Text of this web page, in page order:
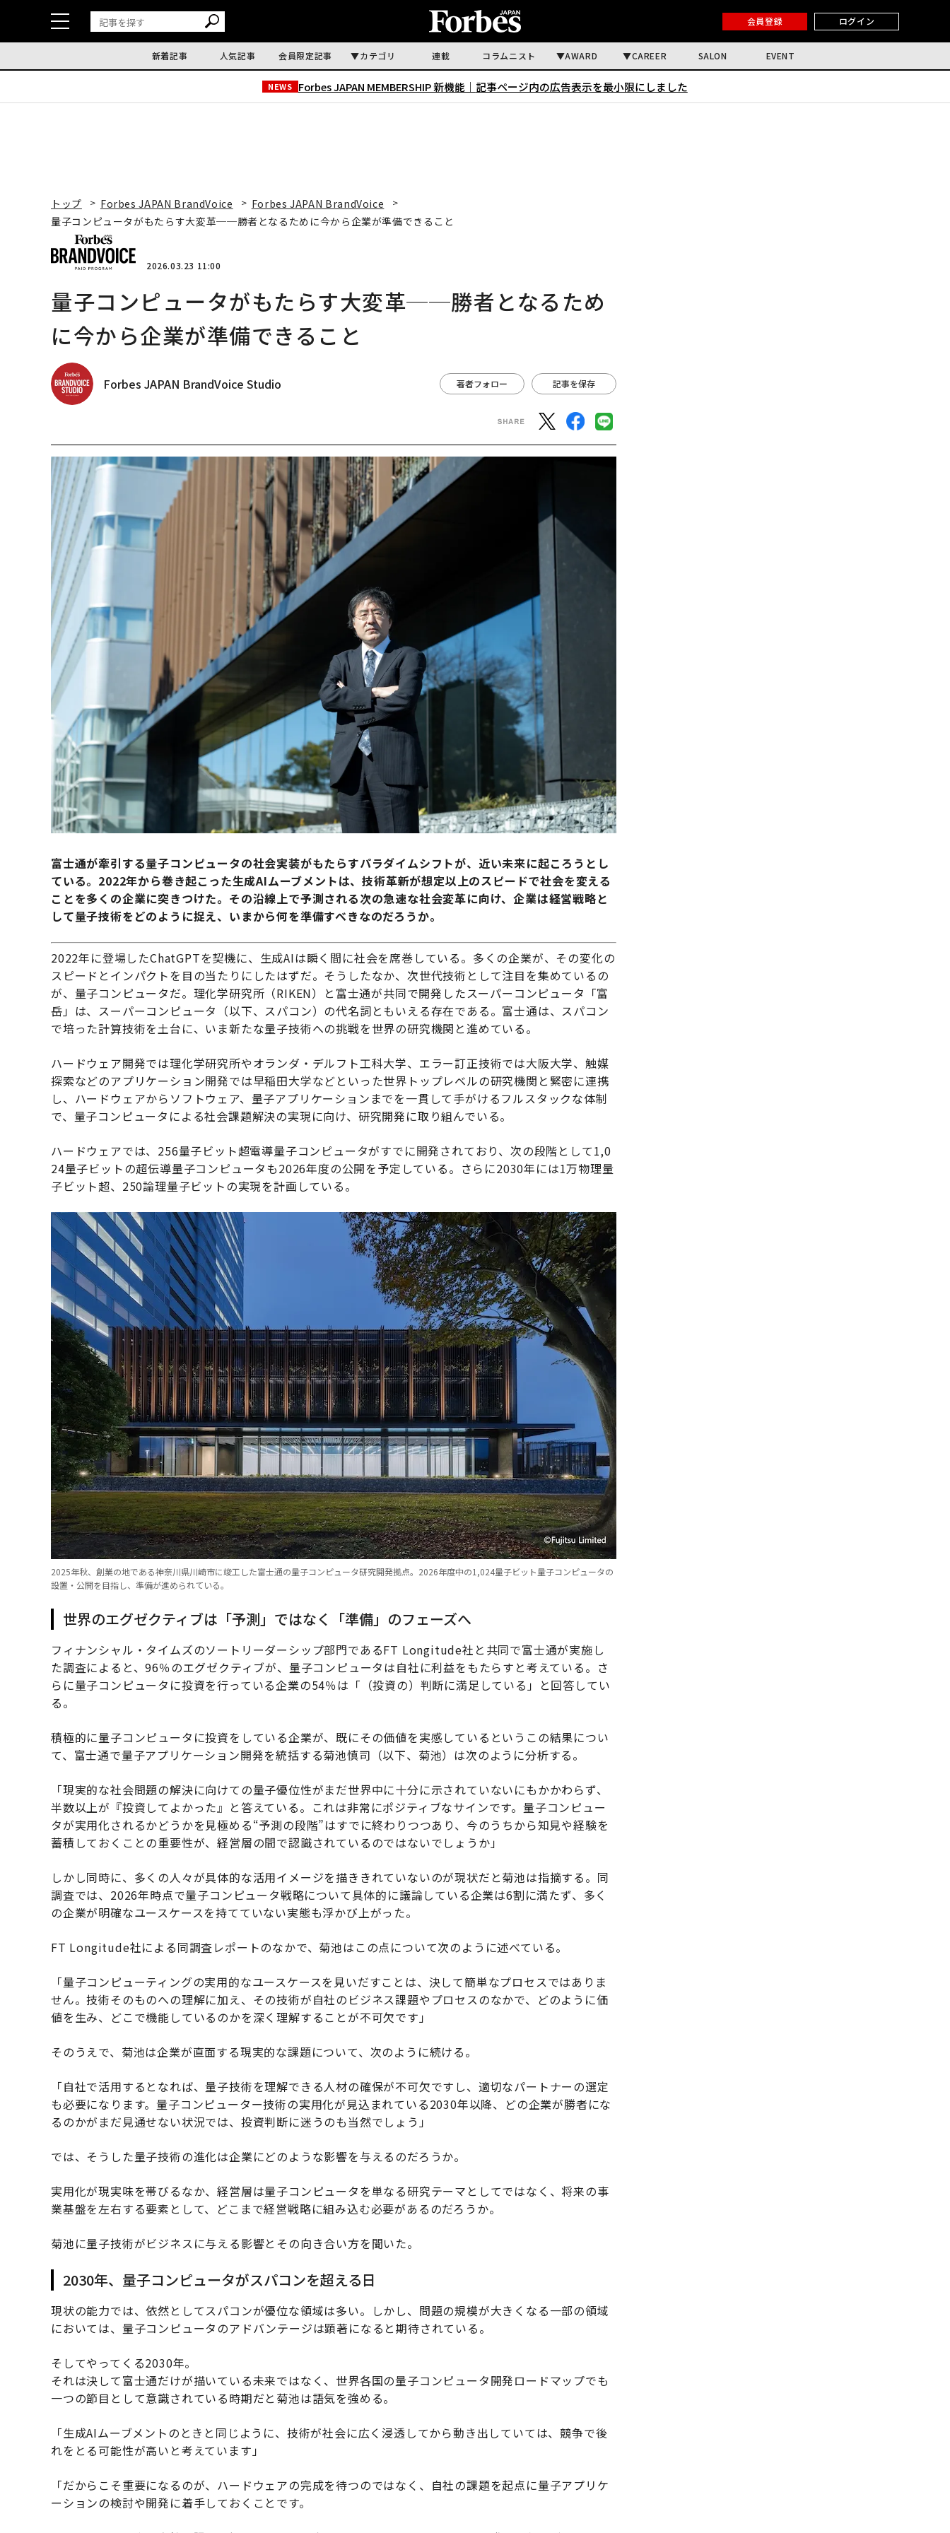
会員登録 ログイン
新着記事 人気記事 会員限定記事 カテゴリ 連載 コラムニスト AWARD CAREER SALON EVENT
NEWS Forbes JAPAN MEMBERSHIP 新機能｜ 記事ページ内の広告表示を最小限にしました
トップ Forbes JAPAN BrandVoice
Forbes JAPAN BrandVoice
量子コンピュータがもたらす大変革──勝者となるために今から企業が準備できること
2026.03.23 11:00
量子コンピュータがもたらす大変革──勝者となるため
に今から企業が準備できること
Forbes JAPAN BrandVoice Studio 著者フォロー 記事を保存
富士通が牽引する量子コンピュータの社会実装がもたらすパラダイムシフトが、近い未来に起ころうとし
ている。2022年から巻き起こった生成AIムーブメントは、技術革新が想定以上のスピードで社会を変える
ことを多くの企業に突きつけた。その沿線上で予測される次の急速な社会変革に向け、企業は経営戦略と
して量子技術をどのように捉え、いまから何を準備すべきなのだろうか。
2022年に登場したChatGPTを契機に、生成AIは瞬く間に社会を席巻している。多くの企業が、その変化の
スピードとインパクトを目の当たりにしたはずだ。そうしたなか、次世代技術として注目を集めているの
が、量子コンピュータだ。理化学研究所（RIKEN）と富士通が共同で開発したスーパーコンピュータ「富
岳」は、スーパーコンピュータ（以下、スパコン）の代名詞ともいえる存在である。富士通は、スパコン
で培った計算技術を土台に、いま新たな量子技術への挑戦を世界の研究機関と進めている。
ハードウェア開発では理化学研究所やオランダ・デルフト工科大学、エラー訂正技術では大阪大学、触媒
探索などのアプリケーション開発では早稲田大学などといった世界トップレベルの研究機関と緊密に連携
し、ハードウェアからソフトウェア、量子アプリケーションまでを一貫して手がけるフルスタックな体制
で、量子コンピュータによる社会課題解決の実現に向け、研究開発に取り組んでいる。
ハードウェアでは、256量子ビット超電導量子コンピュータがすでに開発されており、次の段階として1,0
24量子ビットの超伝導量子コンピュータも2026年度の公開を予定している。さらに2030年には1万物理量
子ビット超、250論理量子ビットの実現を計画している。
2025年秋、創業の地である神奈川県川崎市に竣工した富士通の量子コンピュータ研究開発拠点。2026年度中の1,024量子ビット量子コンピュータの
設置・公開を目指し、準備が進められている。
世界のエグゼクティブは「予測」ではなく「準備」のフェーズへ
フィナンシャル・タイムズのソートリーダーシップ部門であるFT Longitude社と共同で富士通が実施し
た調査によると、96％のエグゼクティブが、量子コンピュータは自社に利益をもたらすと考えている。さ
らに量子コンピュータに投資を行っている企業の54％は「（投資の）判断に満足している」と回答してい
る。
積極的に量子コンピュータに投資をしている企業が、既にその価値を実感しているというこの結果につい
て、富士通で量子アプリケーション開発を統括する菊池慎司（以下、菊池）は次のように分析する。
「現実的な社会問題の解決に向けての量子優位性がまだ世界中に十分に示されていないにもかかわらず、
半数以上が『投資してよかった』と答えている。これは非常にポジティブなサインです。量子コンピュー
タが実用化されるかどうかを見極める“予測の段階”はすでに終わりつつあり、今のうちから知見や経験を
蓄積しておくことの重要性が、経営層の間で認識されているのではないでしょうか」
しかし同時に、多くの人々が具体的な活用イメージを描ききれていないのが現状だと菊池は指摘する。同
調査では、2026年時点で量子コンピュータ戦略について具体的に議論している企業は6割に満たず、多く
の企業が明確なユースケースを持てていない実態も浮かび上がった。
FT Longitude社による同調査レポートのなかで、菊池はこの点について次のように述べている。
「量子コンピューティングの実用的なユースケースを見いだすことは、決して簡単なプロセスではありま
せん。技術そのものへの理解に加え、その技術が自社のビジネス課題やプロセスのなかで、どのように価
値を生み、どこで機能しているのかを深く理解することが不可欠です」
そのうえで、菊池は企業が直面する現実的な課題について、次のように続ける。
「自社で活用するとなれば、量子技術を理解できる人材の確保が不可欠ですし、適切なパートナーの選定
も必要になります。量子コンピューター技術の実用化が見込まれている2030年以降、どの企業が勝者にな
るのかがまだ見通せない状況では、投資判断に迷うのも当然でしょう」
では、そうした量子技術の進化は企業にどのような影響を与えるのだろうか。
実用化が現実味を帯びるなか、経営層は量子コンピュータを単なる研究テーマとしてではなく、将来の事
業基盤を左右する要素として、どこまで経営戦略に組み込む必要があるのだろうか。
菊池に量子技術がビジネスに与える影響とその向き合い方を聞いた。
2030年、量子コンピュータがスパコンを超える日
現状の能力では、依然としてスパコンが優位な領域は多い。しかし、問題の規模が大きくなる一部の領域
においては、量子コンピュータのアドバンテージは顕著になると期待されている。
そしてやってくる2030年。
それは決して富士通だけが描いている未来ではなく、世界各国の量子コンピュータ開発ロードマップでも
一つの節目として意識されている時期だと菊池は語気を強める。
「生成AIムーブメントのときと同じように、技術が社会に広く浸透してから動き出していては、競争で後
れをとる可能性が高いと考えています」
「だからこそ重要になるのが、ハードウェアの完成を待つのではなく、自社の課題を起点に量子アプリケ
ーションの検討や開発に着手しておくことです。